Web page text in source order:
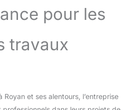
pour les
travaux
et ses alentours, l’entreprise